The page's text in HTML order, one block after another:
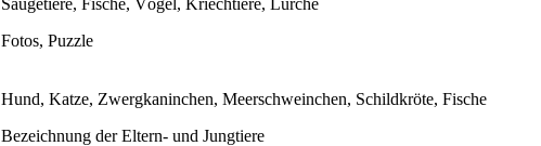
Fotos, Puzzle
Hund, Katze, Zwergkaninchen, Meerschweinchen, Schildkröte, Fische
Bezeichnung der Eltern- und Jungtiere